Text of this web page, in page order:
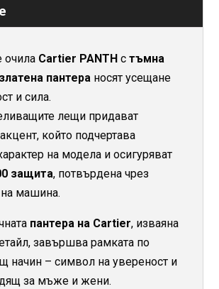
очила Cartier PANTH стъмна
пантера носят усещане
и сила.
лещи придават
който подчертава
на модела и осигуряват
защита, потвърдена чрез
машина.
пантера на Cartier, изваяна
завършва рамката по
начин – символ на увереност и
за мъже и жени.